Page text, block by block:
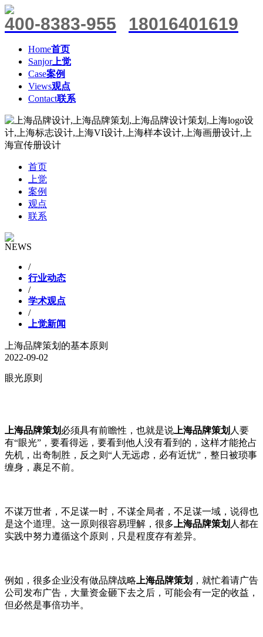
400-8383-955 18016401619
Home首页
Sanjor上觉
Case案例
Views观点
Contact联系
首页
上觉
案例
观点
联系
NEWS
/
行业动态
/
学术观点
/
上觉新闻
上海品牌策划的基本原则
2022-09-02
眼光原则
上海品牌策划 必须具有前瞻性，也就是说 上海品牌策划 人要
有“眼光”，要看得远，要看到他人没有看到的，这样才能抢占
先机，出奇制胜，反之则“人无远虑，必有近忧”，整日被琐事
缠身，裹足不前。
不谋万世者，不足谋一时，不谋全局者，不足谋一域，说得也
是这个道理。这一原则很容易理解，很多 上海品牌策划 人都在
实践中努力遵循这个原则，只是程度存有差异。
例如，很多企业没有做品牌战略 上海品牌策划 ，就忙着请广告
公司发布广告，大量资金砸下去之后，可能会有一定的收益，
但必然是事倍功半。